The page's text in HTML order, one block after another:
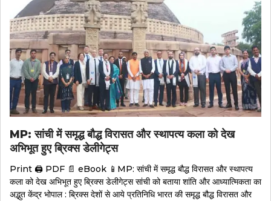
MP: सांची में समृद्ध बौद्ध विरासत और स्थापत्य कला को देख
अभिभूत हुए ब्रिक्स डेलीगेट्स
Print 🖨 PDF 📄 eBook 📱MP: सांची में समृद्ध बौद्ध विरासत और स्थापत्य
कला को देख अभिभूत हुए ब्रिक्स डेलीगेट्स सांची को बताया शांति और आध्यात्मिकता का
अद्भुत केंद्र भोपाल : ब्रिक्स देशों से आये प्रतिनिधि भारत की समृद्ध बौद्ध विरासत और